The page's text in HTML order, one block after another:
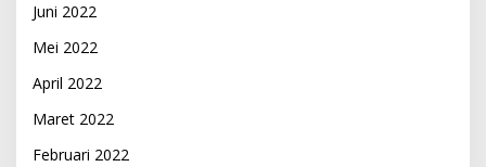
Juni 2022
Mei 2022
April 2022
Maret 2022
Februari 2022